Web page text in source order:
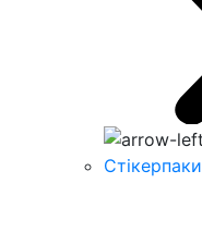
Стікерпаки